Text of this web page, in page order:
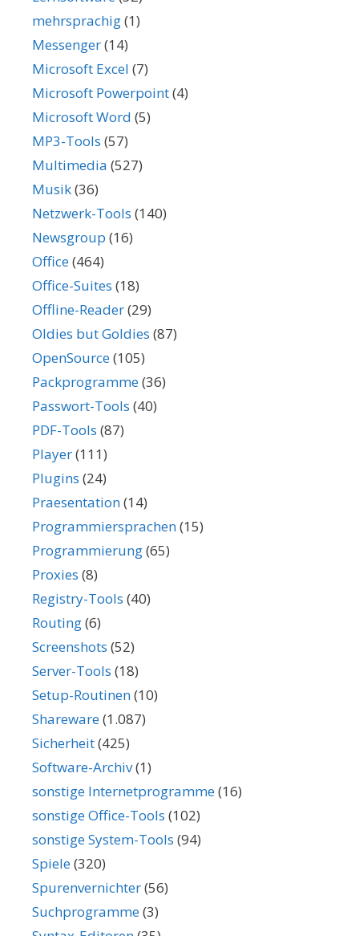
mehrsprachig(1)
Messenger(14)
Microsoft Excel (7)
Microsoft Powerpoint(4)
Microsoft Word (5)
MP3-Tools (57)
Multimedia (527)
Musik(36)
Netzwerk-Tools (140)
Newsgroup (16)
Office(464)
Office-Suites (18)
Offline-Reader(29)
Oldies but Goldies (87)
OpenSource(105)
Packprogramme(36)
Passwort-Tools (40)
PDF-Tools (87)
Player(111)
Plugins (24)
Praesentation(14)
Programmiersprachen(15)
Programmierung(65)
Proxies (8)
Registry-Tools (40)
Routing(6)
Screenshots (52)
Server-Tools (18)
Setup-Routinen(10)
Shareware(1.087)
Sicherheit(425)
Software-Archiv(1)
sonstige Internetprogramme(16)
sonstige Office-Tools (102)
sonstige System-Tools (94)
Spiele(320)
Spurenvernichter(56)
Suchprogramme(3)